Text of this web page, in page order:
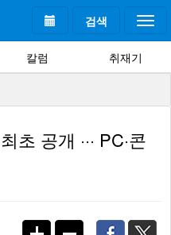
검색
칼럼 취재기
초 공개 ··· PC·콘